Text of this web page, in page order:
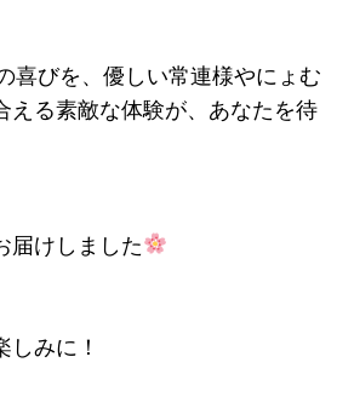
喜びを、優しい常連様やにょむ
える素敵な体験が、あなたを待
届けしました
みに！